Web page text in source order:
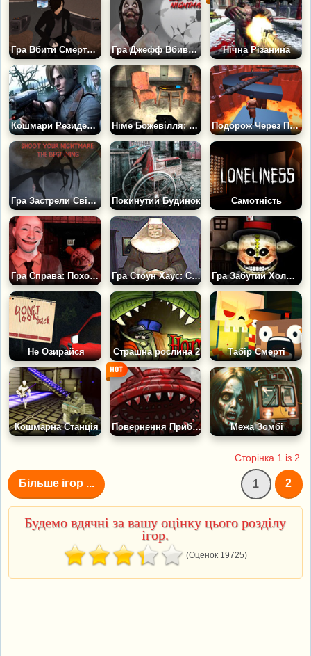
Гра Вбити Смертоносного Лью: Прокляття Гра Джефф Вбивця: Застряглий у Кошмарі Нічна Різанина
Кошмари Резидентів Німе Божевілля: Психотравма Подорож Через Пекло
Гра Застрели Свій Кошмар: Початок Покинутий Будинок Самотність
Гра Справа: Походження Посмішки Гра Стоун Хаус: Сирітський Притулок Гра Забутий Холм: Ляльковод
Не Озирайся Страшна рослина 2 Табір Смерті
Кошмарна Станція Повернення Прибульця 2 Межа Зомбі
Сторінка 1 із 2
Більше ігор ... 1 2
Будемо вдячні за вашу оцінку цього розділу
ігор.
(Оценок 19725)